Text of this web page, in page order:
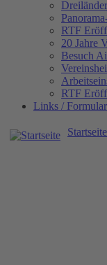
RTF
20 Jahre
Besuch
RTF
Links /
Startseite